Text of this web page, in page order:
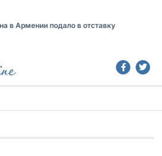
в Армении подало в отставку